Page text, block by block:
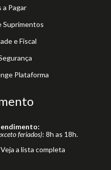
a Pagar
Suprimentos
e Fiscal
Plataforma
feriados): 8h as 18h.
Veja a lista completa